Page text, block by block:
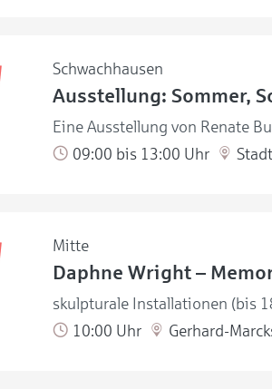
Schwachhausen
Ausstellung: Sommer,
Eine Ausstellung von Renate
09:00 bis 13:00 Uhr
Mitte
Daphne Wright –
skulpturale Installationen (bis
10:00 Uhr
Gerhard-